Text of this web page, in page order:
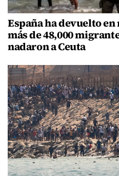
España ha devuelto en
más de 48,000
nadaron a Ceuta